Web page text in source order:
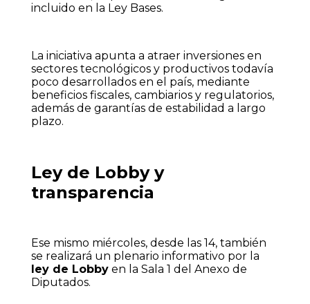
incluido en la Ley Bases.
La iniciativa apunta a atraer inversiones en
sectores tecnológicos y productivos todavía
poco desarrollados en el país, mediante
beneficios fiscales, cambiarios y regulatorios,
además de garantías de estabilidad a largo
plazo.
Ley de Lobby y
transparencia
Ese mismo miércoles, desde las 14, también
se realizará un plenario informativo por la
ley de Lobbyen la Sala 1 del Anexo de
Diputados.